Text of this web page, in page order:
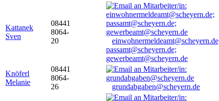
Kattanek
Sven
08441
8064-
20
passamt@scheyern.de;
gewerbeamt@scheyern.de
Knöferl
Melanie
08441
8064-
26
grundabgaben@scheyern.de